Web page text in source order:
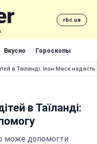
rbc.ua
Вкусно Гороскопы
в Таїланді: Ілон Маск
в Таїланді:
може допомогти